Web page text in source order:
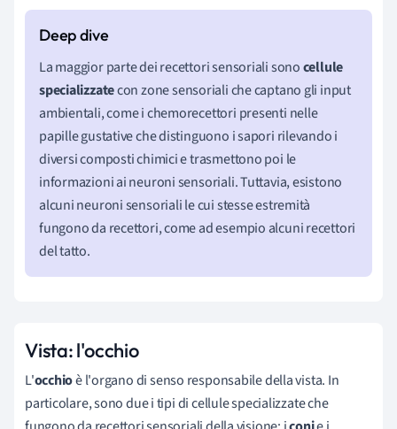
La maggior parte dei recettori sensoriali sonocellule
specializzatecon zone sensoriali che captano gli input
ambientali, come i chemorecettori presenti nelle
papille gustative che distinguono i sapori rilevando i
diversi composti chimici e trasmettono poi le
informazioni ai neuroni sensoriali. Tuttavia, esistono
alcuni neuroni sensoriali le cui stesse estremità
fungono da recettori, come ad esempio alcuni recettori
del tatto.
Vista: l'occhio
L'occhioè l'organo di senso responsabile della vista. In
particolare, sono due i tipi di cellule specializzate che